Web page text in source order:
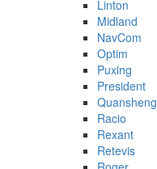
Linton
Midland
NavCom
Optim
Puxing
President
Quansheng
Racio
Rexant
Retevis